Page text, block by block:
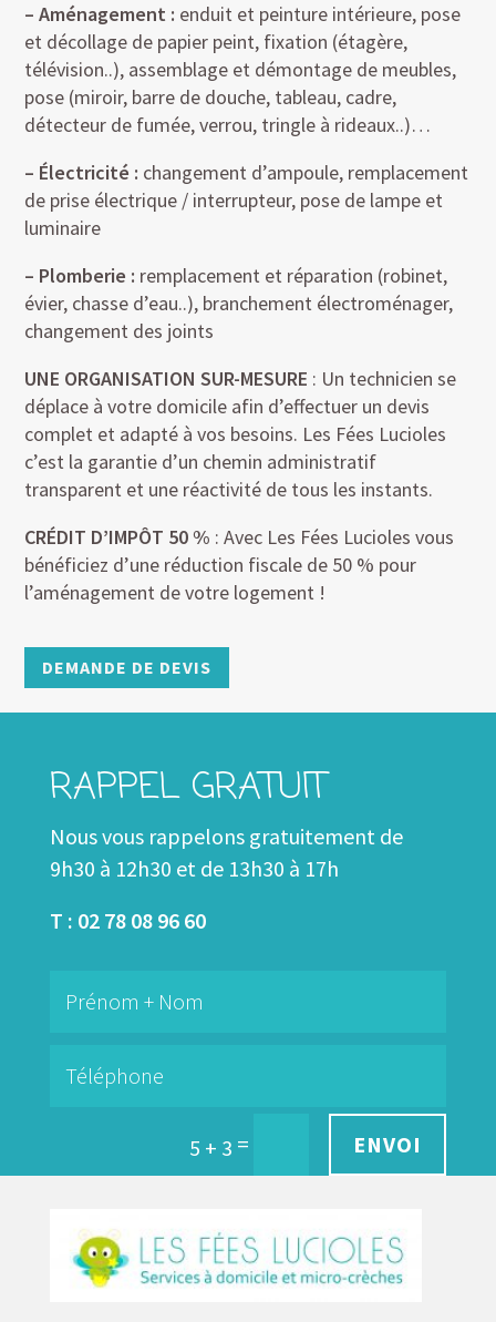
– Aménagement : enduit et peinture intérieure, pose
et décollage de papier peint, fixation (étagère,
télévision..), assemblage et démontage de meubles,
pose (miroir, barre de douche, tableau, cadre,
détecteur de fumée, verrou, tringle à rideaux..)…
– Électricité : changement d’ampoule, remplacement
de prise électrique / interrupteur, pose de lampe et
luminaire
– Plomberie : remplacement et réparation (robinet,
évier, chasse d’eau..), branchement électroménager,
changement des joints
UNE ORGANISATION SUR-MESURE : Un technicien se
déplace à votre domicile afin d’effectuer un devis
complet et adapté à vos besoins. Les Fées Lucioles
c’est la garantie d’un chemin administratif
transparent et une réactivité de tous les instants.
CRÉDIT D’IMPÔT 50 % : Avec Les Fées Lucioles vous
bénéficiez d’une réduction fiscale de 50 % pour
l’aménagement de votre logement !
DEMANDE DE DEVIS
RAPPEL GRATUIT
Nous vous rappelons gratuitement de
9h30 à 12h30 et de 13h30 à 17h
T : 02 78 08 96 60
5 + 3 = ENVOI